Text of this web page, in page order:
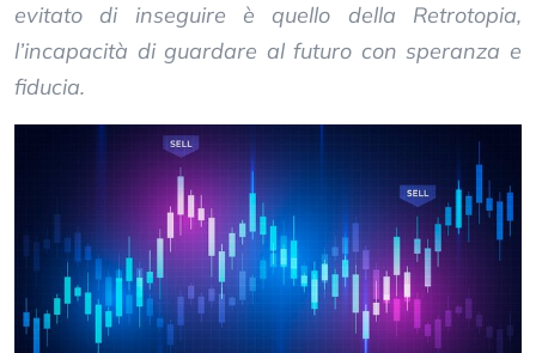
evitato di inseguire è quello della Retrotopia,
l’incapacità di guardare al futuro con speranza e
fiducia.